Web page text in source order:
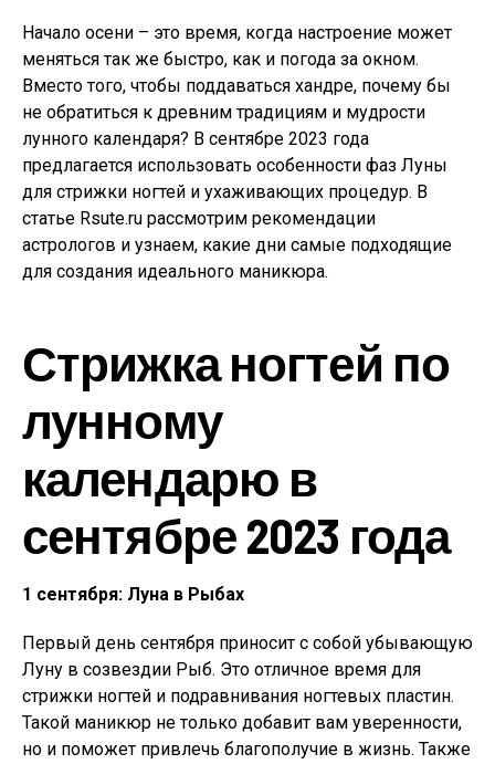
Начало осени – это время, когда настроение может
меняться так же быстро, как и погода за окном.
Вместо того, чтобы поддаваться хандре, почему бы
не обратиться к древним традициям и мудрости
лунного календаря? В сентябре 2023 года
предлагается использовать особенности фаз Луны
для стрижки ногтей и ухаживающих процедур. В
статье Rsute.ru рассмотрим рекомендации
астрологов и узнаем, какие дни самые подходящие
для создания идеального маникюра.
Стрижка ногтей по
лунному
календарю в
сентябре 2023 года
1 сентября: Луна в Рыбах
Первый день сентября приносит с собой убывающую
Луну в созвездии Рыб. Это отличное время для
стрижки ногтей и подравнивания ногтевых пластин.
Такой маникюр не только добавит вам уверенности,
но и поможет привлечь благополучие в жизнь. Также